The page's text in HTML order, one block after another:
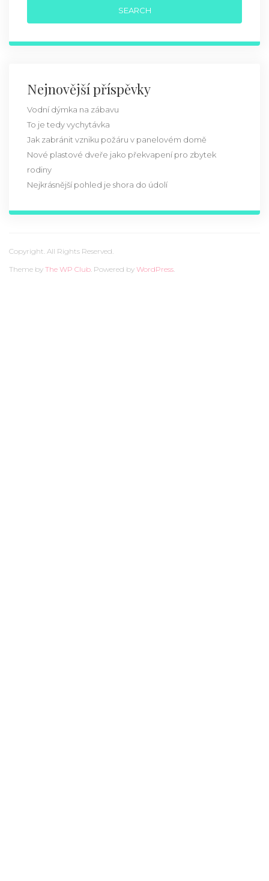
Nejnovější příspěvky
Vodní dýmka na zábavu
To je tedy vychytávka
Jak zabránit vzniku požáru v panelovém domě
Nové plastové dveře jako překvapení pro zbytek
rodiny
Nejkrásnější pohled je shora do údolí
Copyright. All Rights Reserved.
Theme by The WP Club. Powered by WordPress.